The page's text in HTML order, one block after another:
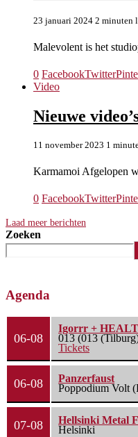
23 januari 2024 2 minuten
Malevolent is het
0 FacebookTwitter
Video
Nieuwe
11 november 2023 1
Karmamoi Afgelopen
0 FacebookTwitter
Laad meer berichten
Zoeken
Agenda
06-08
Igorrr +
013 (013
Tickets
06-08
Panzerfaust
Poppodium Volt
07-08
Hellsinki Metal
Helsinki